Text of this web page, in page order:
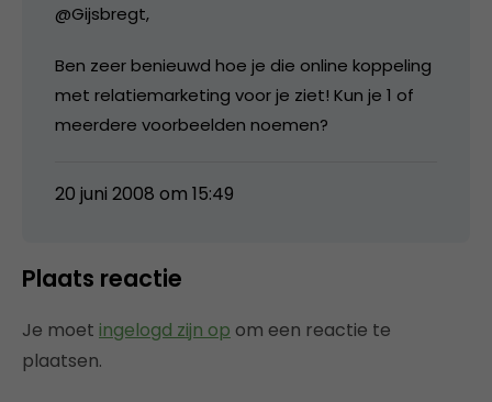
@Gijsbregt,
Ben zeer benieuwd hoe je die online koppeling
met relatiemarketing voor je ziet! Kun je 1 of
meerdere voorbeelden noemen?
20 juni 2008 om 15:49
Plaats reactie
Je moet ingelogd zijn op om een reactie te
plaatsen.